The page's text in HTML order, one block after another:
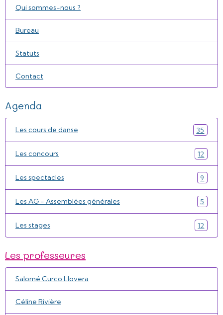
Qui sommes-nous ?
Bureau
Statuts
Contact
Agenda
Les cours de danse 35
Les concours 12
Les spectacles 9
Les AG - Assemblées générales 5
Les stages 12
Les professeures
Salomé Curco Llovera
Céline Rivière